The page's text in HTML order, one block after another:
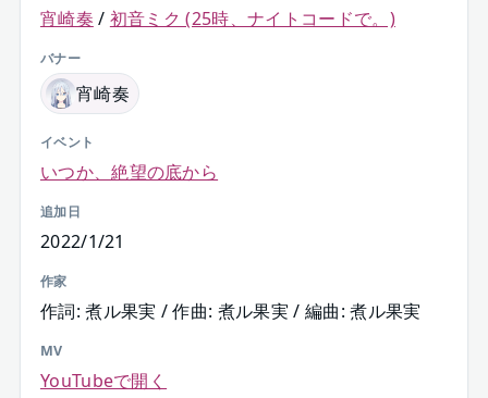
宵崎奏 / 初音ミク (25時、ナイトコードで。)
バナー
宵崎奏
イベント
いつか、絶望の底から
追加日
2022/1/21
作家
作詞: 煮ル果実 / 作曲: 煮ル果実 / 編曲: 煮ル果実
MV
YouTubeで開く